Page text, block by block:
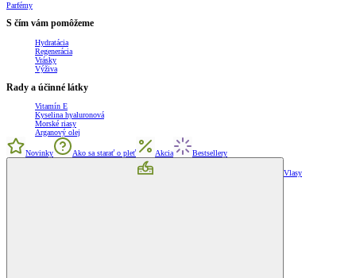
Parfémy
S čím vám pomôžeme
Hydratácia
Regenerácia
Vrásky
Výživa
Rady a účinné látky
Vitamín E
Kyselina hyaluronová
Morské riasy
Arganový olej
Novinky Ako sa starať o pleť Akcia Bestsellery
Vlasy